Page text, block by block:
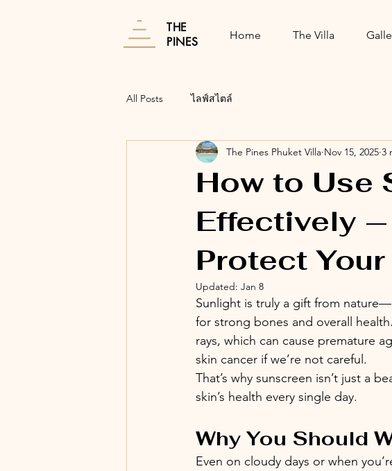
THE
PINES
Home The Villa
All Posts ไลฟ์สไตล์
How to Use
Effectively
Protect
The Pines Phuket Villa Nov 15, 2025 3
Updated: Jan 8
Sunlight is truly a gift from
for strong bones and overall
rays, which can cause premature
skin cancer if we’re not careful.
That’s why sunscreen isn’t just a
skin’s health every single day.
Why You Should
Even on cloudy days or when